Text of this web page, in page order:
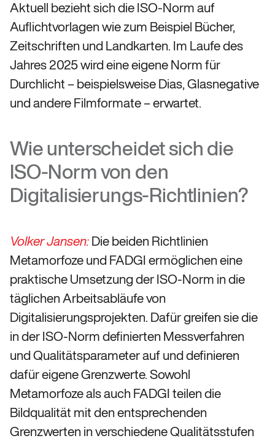
Aktuell bezieht sich die ISO-Norm auf
Auflichtvorlagen wie zum Beispiel Bücher,
Zeitschriften und Landkarten. Im Laufe des
Jahres 2025 wird eine eigene Norm für
Durchlicht – beispielsweise Dias, Glasnegative
und andere Filmformate – erwartet.
Wie unterscheidet sich die
ISO-Norm von den
Digitalisierungs-Richtlinien?
Volker Jansen: Die beiden Richtlinien
Metamorfoze und FADGI ermöglichen eine
praktische Umsetzung der ISO-Norm in die
täglichen Arbeitsabläufe von
Digitalisierungsprojekten. Dafür greifen sie die
in der ISO-Norm definierten Messverfahren
und Qualitätsparameter auf und definieren
dafür eigene Grenzwerte. Sowohl
Metamorfoze als auch FADGI teilen die
Bildqualität mit den entsprechenden
Grenzwerten in verschiedene Qualitätsstufen